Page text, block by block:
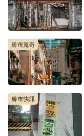
房市蒐奇
房市快訊